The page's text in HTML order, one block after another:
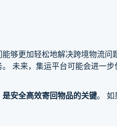
够更加轻松地解决跨境物流问
未来，集运平台可能会进一
安全高效寄回物品的关键。 如